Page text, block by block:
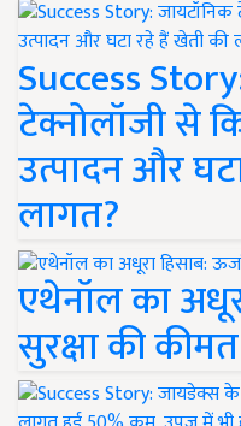
Success
टेक्नोलॉजी से
उत्पादन और
लागत?
एथेनॉल का
सुरक्षा की